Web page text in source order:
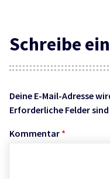
Schreibe
Deine E-Mail-Adresse
Erforderliche Felder
Kommentar *